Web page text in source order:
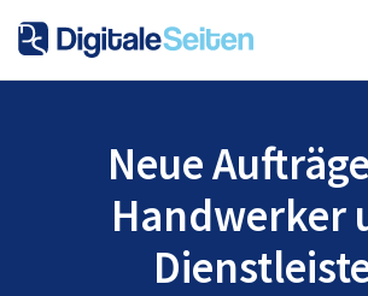
Neue
Handwerker